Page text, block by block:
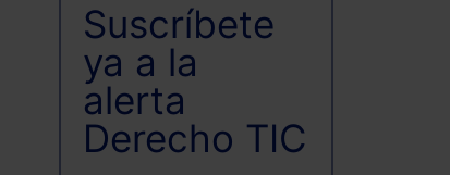
Suscríbete
ya a la
alerta
Derecho TIC